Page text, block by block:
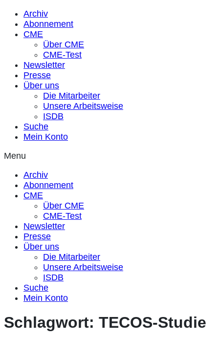
Archiv
Abonnement
CME
Über CME
CME-Test
Newsletter
Presse
Über uns
Die Mitarbeiter
Unsere Arbeitsweise
ISDB
Suche
Mein Konto
Menu
Archiv
Abonnement
CME
Über CME
CME-Test
Newsletter
Presse
Über uns
Die Mitarbeiter
Unsere Arbeitsweise
ISDB
Suche
Mein Konto
Schlagwort: TECOS-Studie